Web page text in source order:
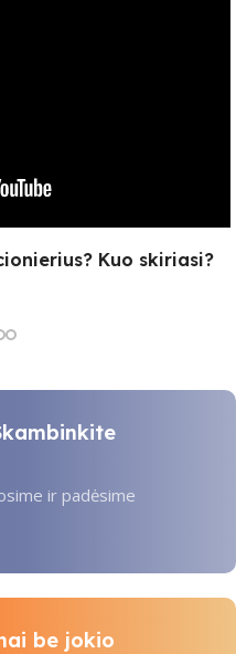
Kuo skiriasi?
ir padėsime
be jokio